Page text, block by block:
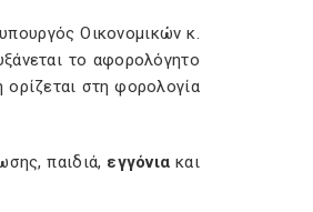
Οικονομικών κ.
το αφορολόγητο
στη φορολογία
παιδιά, εγγόνια και